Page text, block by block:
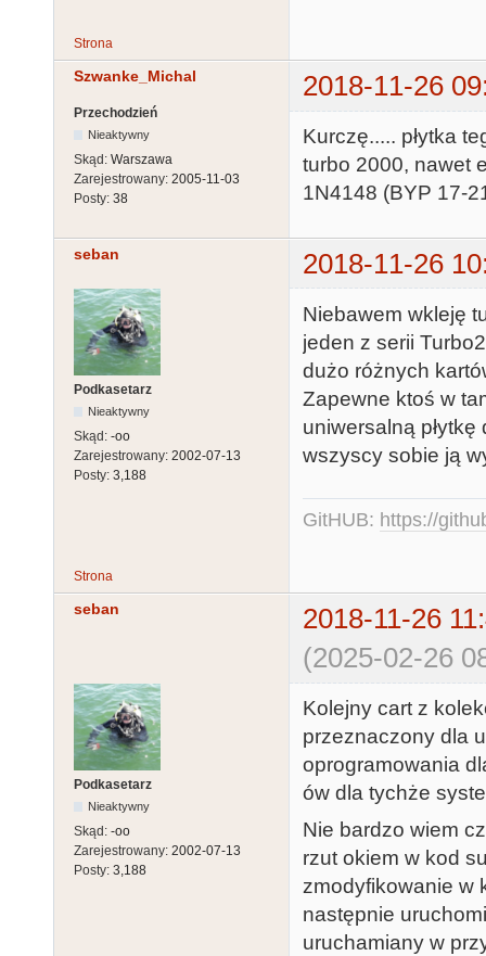
Strona
Szwanke_Michal 2018-11-26
Przechodzień
Nieaktywny
Skąd: Warszawa
Zarejestrowany: 2005-11-03
Posty: 38
Kurczę..... płytka
turbo 2000, nawet
1N4148 (BYP 17-
seban 2018-11-26
Podkasetarz
Nieaktywny
Skąd: -oo
Zarejestrowany: 2002-07-13
Posty: 3,188
Niebawem wkleję
jeden z serii
dużo różnych
Zapewne ktoś w
uniwersalną
wszyscy sobie ją
GitHUB: https://
Strona
seban
2018-11-26
(2025-02-26
Podkasetarz
Nieaktywny
Skąd: -oo
Zarejestrowany: 2002-07-13
Posty: 3,188
Kolejny cart z
przeznaczony dla
oprogramowania
ów dla tychże
Nie bardzo wiem
rzut okiem w kod
zmodyfikowanie w
następnie
uruchamiany w